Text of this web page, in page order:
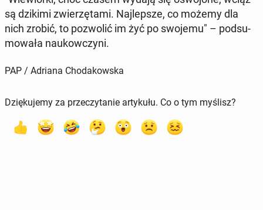
są dzikimi zwie­rzę­ta­mi. Naj­lep­sze, co możemy dla
nich zrobić, to po­zwo­lić im żyć po swojemu" – pod­su­
mo­wa­ła na­ukow­czy­ni.
PAP / Adriana Chodakowska
Dziękujemy za przeczytanie artykułu. Co o tym myślisz?